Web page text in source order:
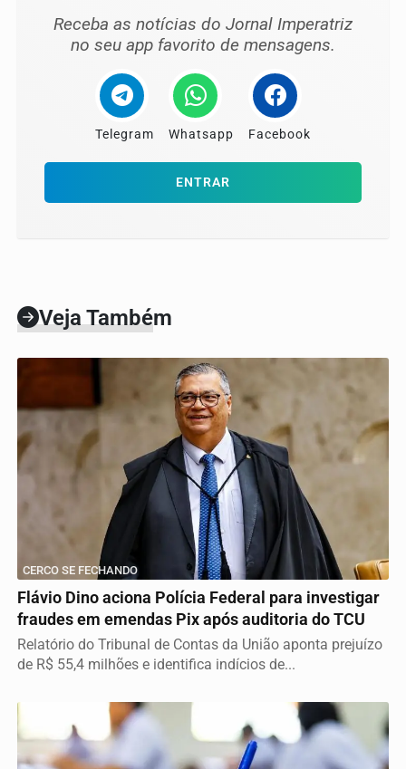
Receba as notícias do Jornal Imperatriz
no seu app favorito de mensagens.
Telegram Whatsapp Facebook
ENTRAR
Veja Também
CERCO SE FECHANDO
Flávio Dino aciona Polícia Federal para investigar
fraudes em emendas Pix após auditoria do TCU
Relatório do Tribunal de Contas da União aponta prejuízo
de R$ 55,4 milhões e identifica indícios de...